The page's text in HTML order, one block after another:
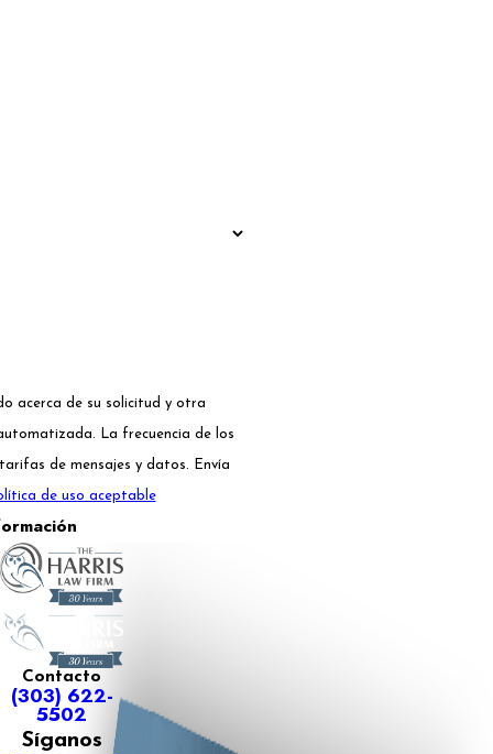
acerca de su solicitud y otra
La frecuencia de los
de mensajes y datos. Envía
de uso aceptable
Contacto
(303) 622-
5502
Síganos